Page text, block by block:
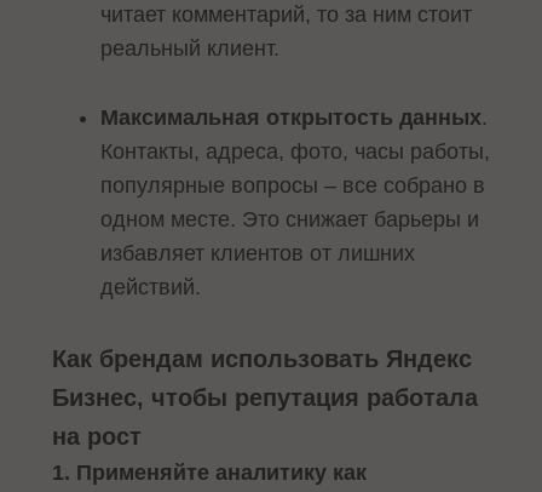
читает комментарий, то за ним стоит
реальный клиент.
Максимальная открытость данных.
Контакты, адреса, фото, часы работы,
популярные вопросы – все собрано в
одном месте. Это снижает барьеры и
избавляет клиентов от лишних
действий.
Как брендам использовать Яндекс
Бизнес, чтобы репутация работала
на рост
1. Применяйте аналитику как